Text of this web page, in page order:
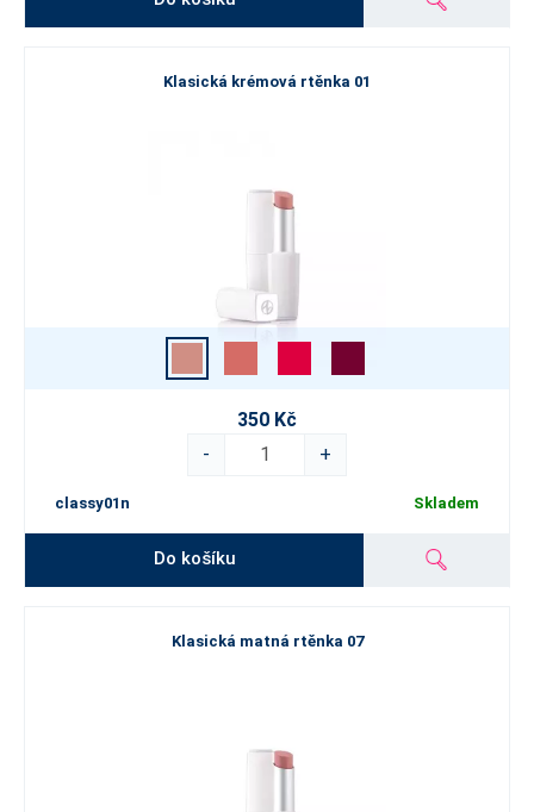
Klasická krémová rtěnka 01
350 Kč
-
+
classy01n Skladem
Do košíku
Klasická matná rtěnka 07